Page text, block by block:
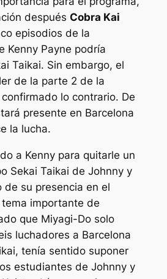
después Cobra Kai
episodios de la
Kenny Payne podría
Taikai. Sin embargo, el
de la parte 2 de la
lo contrario. De
presente en Barcelona
la lucha.
a Kenny para quitarle un
Sekai Taikai de Johnny y
de su presencia en el
importante de
que Miyagi-Do solo
luchadores a Barcelona
tenía sentido suponer
estudiantes de Johnny y